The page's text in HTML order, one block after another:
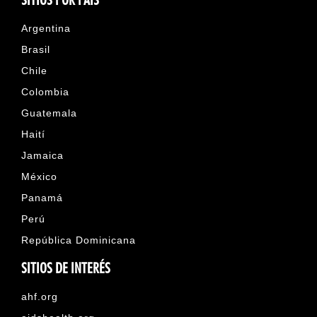
Argentina
Brasil
Chile
Colombia
Guatemala
Haití
Jamaica
México
Panamá
Perú
República Dominicana
SITIOS DE INTERÉS
ahf.org